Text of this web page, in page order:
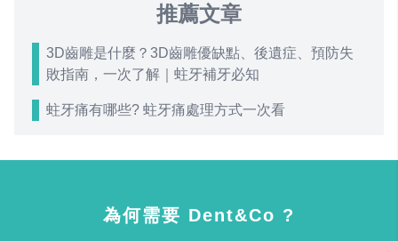
推薦文章
3D齒雕是什麼？3D齒雕優缺點、後遺症、預防失
敗指南，一次了解｜蛀牙補牙必知
蛀牙痛有哪些? 蛀牙痛處理方式一次看
為何需要 Dent&Co ?